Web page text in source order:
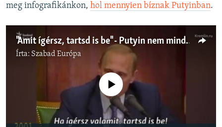
meg infografikánkon, hol mennyien bíznak Putyinban.
"Amit ígérsz, tartsd is be" - Putyin nem mindig tartja magát saját mottójához
Írta: Szabad Európa
Jelenleg nincs elérhető tartalom